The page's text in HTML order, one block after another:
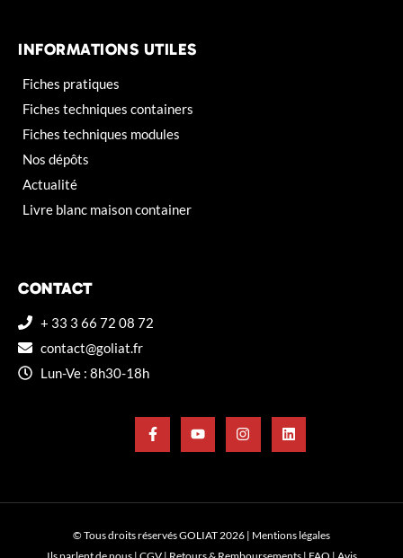
INFORMATIONS UTILES
Fiches pratiques
Fiches techniques containers
Fiches techniques modules
Nos dépôts
Actualité
Livre blanc maison container
CONTACT
+ 33 3 66 72 08 72
contact@goliat.fr
Lun-Ve : 8h30-18h
© Tous droits réservés GOLIAT 2026 | Mentions légales